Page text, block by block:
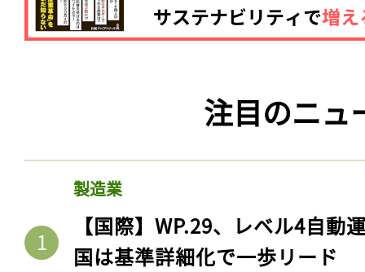
注目のニュ
製造業
【国際】WP.29、レベル4自動
国は基準詳細化で一歩リード